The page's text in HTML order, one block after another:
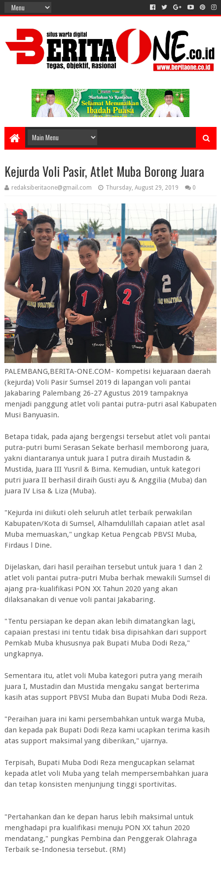
Kejurda Voli Pasir, Atlet Muba Borong Juara
redaksiberitaone@gmail.com Thursday, August 29, 2019 0
PALEMBANG,BERITA-ONE.COM- Kompetisi kejuaraan daerah
(kejurda) Voli Pasir Sumsel 2019 di lapangan voli pantai
Jakabaring Palembang 26-27 Agustus 2019 tampaknya
menjadi panggung atlet voli pantai putra-putri asal Kabupaten
Musi Banyuasin.
Betapa tidak, pada ajang bergengsi tersebut atlet voli pantai
putra-putri bumi Serasan Sekate berhasil memborong juara,
yakni diantaranya untuk juara I putra diraih Mustadin &
Mustida, Juara III Yusril & Bima. Kemudian, untuk kategori
putri juara II berhasil diraih Gusti ayu & Anggilia (Muba) dan
juara IV Lisa & Liza (Muba).
"Kejurda ini diikuti oleh seluruh atlet terbaik perwakilan
Kabupaten/Kota di Sumsel, Alhamdulillah capaian atlet asal
Muba memuaskan," ungkap Ketua Pengcab PBVSI Muba,
Firdaus l Dine.
Dijelaskan, dari hasil peraihan tersebut untuk juara 1 dan 2
atlet voli pantai putra-putri Muba berhak mewakili Sumsel di
ajang pra-kualifikasi PON XX Tahun 2020 yang akan
dilaksanakan di venue voli pantai Jakabaring.
"Tentu persiapan ke depan akan lebih dimatangkan lagi,
capaian prestasi ini tentu tidak bisa dipisahkan dari support
Pemkab Muba khususnya pak Bupati Muba Dodi Reza,"
ungkapnya.
Sementara itu, atlet voli Muba kategori putra yang meraih
juara I, Mustadin dan Mustida mengaku sangat berterima
kasih atas support PBVSI Muba dan Bupati Muba Dodi Reza.
"Peraihan juara ini kami persembahkan untuk warga Muba,
dan kepada pak Bupati Dodi Reza kami ucapkan terima kasih
atas support maksimal yang diberikan," ujarnya.
Terpisah, Bupati Muba Dodi Reza mengucapkan selamat
kepada atlet voli Muba yang telah mempersembahkan juara
dan tetap konsisten menjunjung tinggi sportivitas.
"Pertahankan dan ke depan harus lebih maksimal untuk
menghadapi pra kualifikasi menuju PON XX tahun 2020
mendatang," pungkas Pembina dan Penggerak Olahraga
Terbaik se-Indonesia tersebut. (RM)